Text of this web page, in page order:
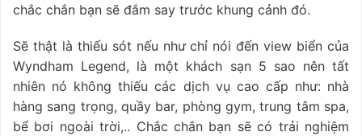
chắc chắn bạn sẽ đắm say trước khung cảnh đó.
Sẽ thật là thiếu sót nếu như chỉ nói đến view biển của
Wyndham Legend, là một khách sạn 5 sao nên tất
nhiên nó không thiếu các dịch vụ cao cấp như: nhà
hàng sang trọng, quầy bar, phòng gym, trung tâm spa,
bể bơi ngoài trời,.. Chắc chắn bạn sẽ có trải nghiệm